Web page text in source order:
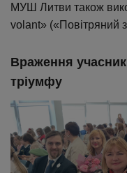
МУШ Литви також
volant» («Повітряний
Враження
тріумфу